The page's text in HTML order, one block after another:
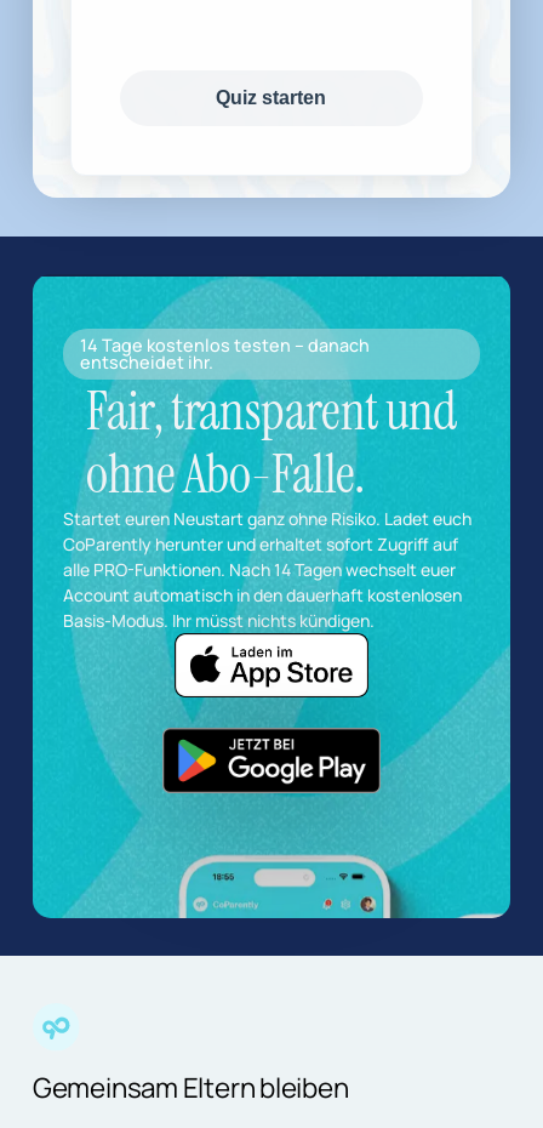
Quiz starten
14 Tage kostenlos testen – danach
entscheidet ihr.
Fair, transparent und
ohne Abo-Falle.
Startet euren Neustart ganz ohne Risiko. Ladet euch
CoParently herunter und erhaltet sofort Zugriff auf
alle PRO-Funktionen. Nach 14 Tagen wechselt euer
Account automatisch in den dauerhaft kostenlosen
Basis-Modus. Ihr müsst nichts kündigen.
Gemeinsam Eltern bleiben